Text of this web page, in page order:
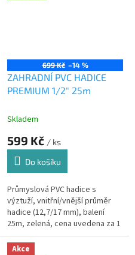
699 Kč –14 %
ZAHRADNÍ PVC HADICE
PREMIUM 1/2" 25m
Skladem
599 Kč / ks
Do košíku
Průmyslová PVC hadice s
výztuží, vnitřní/vnější průměr
hadice (12,7/17 mm), balení
25m, zelená, cena uvedena za 1
m.
Akce